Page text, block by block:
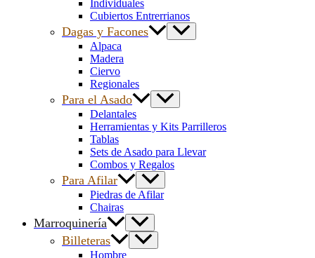
Individuales
Cubiertos Entrerrianos
Dagas y Facones
Alpaca
Madera
Ciervo
Regionales
Para el Asado
Delantales
Herramientas y Kits Parrilleros
Tablas
Sets de Asado para Llevar
Combos y Regalos
Para Afilar
Piedras de Afilar
Chairas
Marroquinería
Billeteras
Hombre